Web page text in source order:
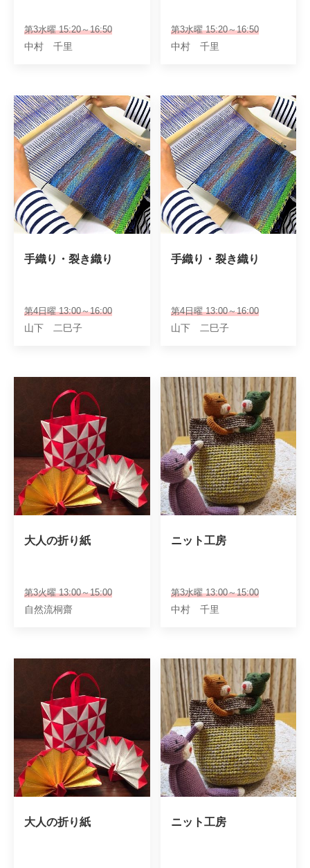
第3水曜 15:20～16:50
中村 千里
第3水曜 15:20～16:50
中村 千里
手織り・裂き織り
第4日曜 13:00～16:00
山下 二巳子
手織り・裂き織り
第4日曜 13:00～16:00
山下 二巳子
大人の折り紙
第3火曜 13:00～15:00
自然流桐齋
ニット工房
第3水曜 13:00～15:00
中村 千里
大人の折り紙 ニット工房